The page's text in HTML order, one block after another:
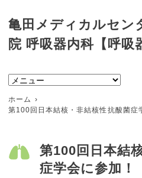
亀田メディカルセン
院 呼吸器内科【呼吸
ホーム
第100回日本結核・非結核性抗酸菌症
第100回日本結
症学会に参加！